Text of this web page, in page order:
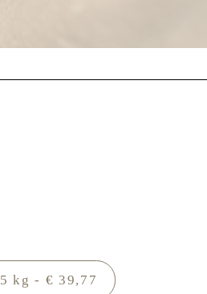
5 kg - € 39,77